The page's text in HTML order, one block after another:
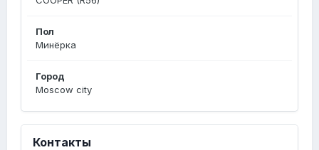
Пол
Минёрка
Город
Moscow city
Контакты